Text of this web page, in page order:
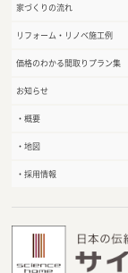
家づくりの流れ
リフォーム・リノベ施工例
価格のわかる間取りプラン集
お知らせ
・概要
・地図
・採用情報